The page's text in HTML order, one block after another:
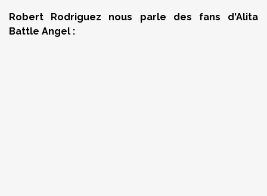
Robert Rodriguez nous parle des fans d'Alita
Battle Angel :